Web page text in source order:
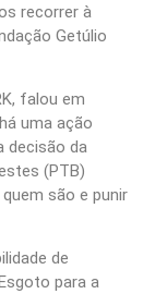
recorrer à
Getúlio
falou em
uma ação
decisão da
(PTB)
são e punir
de
para a